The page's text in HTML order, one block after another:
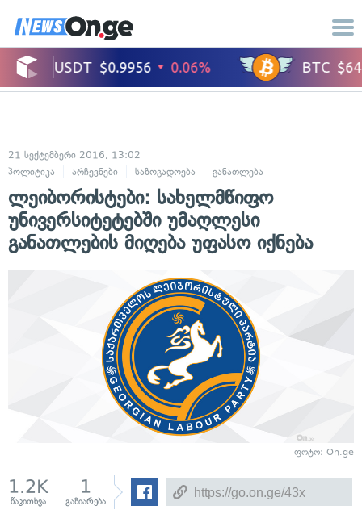
21 სექტემბერი 2016, 13:02
პოლიტიკა
არჩევნები საზოგადოება განათლება
ლეიბორისტები: სახელმწიფო
უნივერსიტეტებში უმაღლესი
განათლების მიღება უფასო იქნება
ფოტო: On.ge
1.2K
წაკითხვა
1
გაზიარება